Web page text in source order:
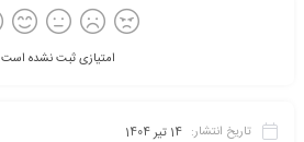
امتیازی ثبت نشده است
تاریخ انتشار: 14 تیر 1404